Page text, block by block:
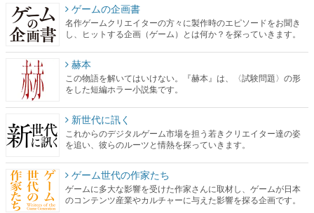
ゲームの企画書
名作ゲームクリエイターの方々に製作時のエピソードをお聞き
し、ヒットする企画（ゲーム）とは何か？を探っていきます。
赫本
この物語を解いてはいけない。『赫本』は、〈試験問題〉の形
をした短編ホラー小説集です。
新世代に訊く
これからのデジタルゲーム市場を担う若きクリエイター達の姿
を追い、彼らのルーツと情熱を探っていきます。
ゲーム世代の作家たち
ゲームに多大な影響を受けた作家さんに取材し、ゲームが日本
のコンテンツ産業やカルチャーに与えた影響を探る企画です。